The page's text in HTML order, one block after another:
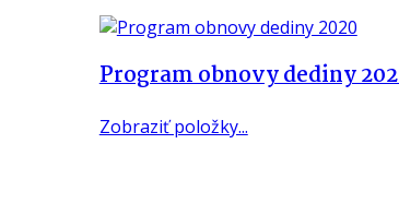
Program obnovy dediny
Zobraziť položky...